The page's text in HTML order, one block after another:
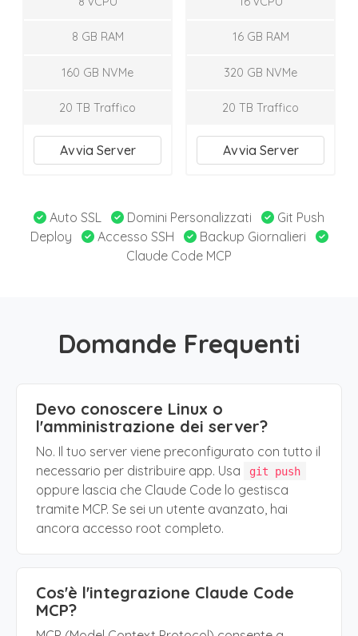
8 GB RAM
160 GB NVMe
20 TB Traffico
Avvia Server
16 GB RAM
320 GB NVMe
20 TB Traffico
Avvia Server
Auto SSL Domini Personalizzati
Git Push
Deploy
Accesso SSH
Backup Giornalieri
Claude Code MCP
Domande Frequenti
Devo conoscere Linux o
l'amministrazione dei server?
No. Il tuo server viene preconfigurato con tutto il
necessario per distribuire app. Usa
git push
oppure lascia che Claude Code lo gestisca
tramite MCP. Se sei un utente avanzato, hai
ancora accesso root completo.
Cos'è l'integrazione Claude Code
MCP?